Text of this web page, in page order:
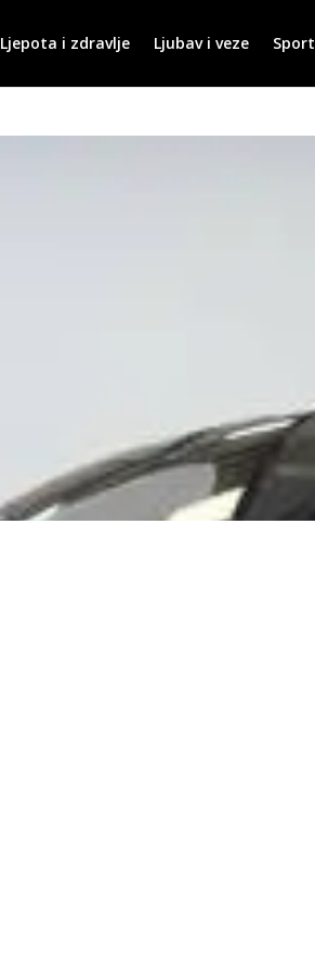
Ljepota i zdravlje Ljubav i veze Sport